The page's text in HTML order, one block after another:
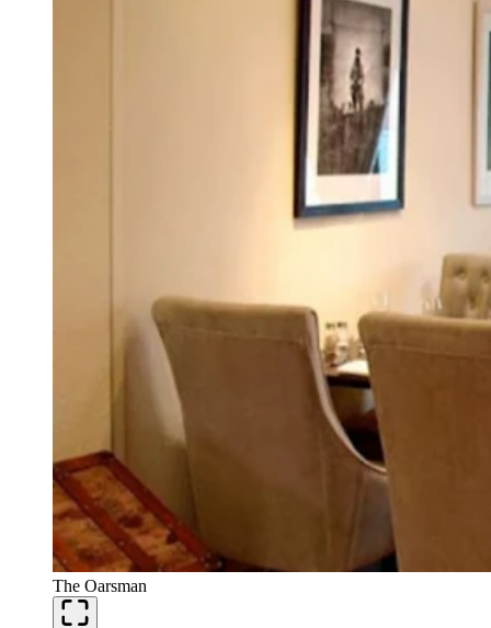
The Oarsman